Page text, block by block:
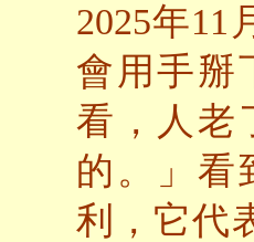
2025年11
會用手掰
看，人老
的。」看
利，它代